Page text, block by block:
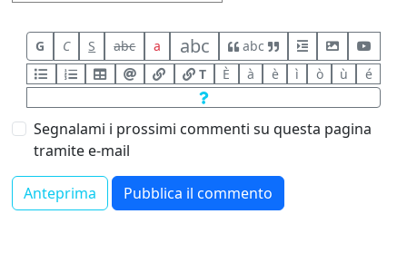
G C S abc a abc
abc
T
È à è ì ò ù é
Segnalami i prossimi commenti su questa pagina
tramite e-mail